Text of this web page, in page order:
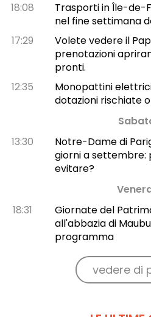
18:08
Trasporti in Île-de-
nel fine settimana
17:29
Volete vedere il
prenotazioni
pronti.
12:35
Monopattini
dotazioni rischiate
13:30
Notre-Dame di
giorni a settembre:
evitare?
18:31
Giornate del
all'abbazia di
programma
vedere di